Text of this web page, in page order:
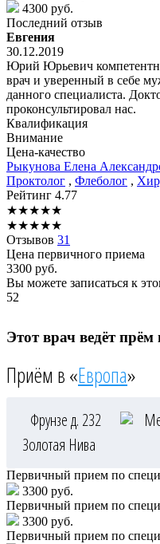
4300 руб.
Последний отзыв
Евгения
30.12.2019
Юрий Юрьевич
врач и уверенный в себе
данного специалиста.
проконсультировал нас.
Квалификация
Внимание
Цена-качество
Рыкунова Елена
Проктолог , Флеболог ,
Рейтинг 4.77
★★★★★
★★★★★
Отзывов 31
Цена первичного приема
3300 руб.
Вы можете записаться к
52
Этот врач ведёт
Приём в «Европа»
Фрунзе д. 232
Золотая Нива
Первичный прием по
3300 руб.
Первичный прием по
3300 руб.
Первичный прием по